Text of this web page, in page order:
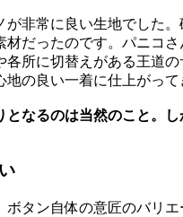
常に良い生地でした
だったのです。パニコ
所に切替えがある王道
の良い一着に仕上がって
なるのは当然のこと。
タン自体の意匠のバリ